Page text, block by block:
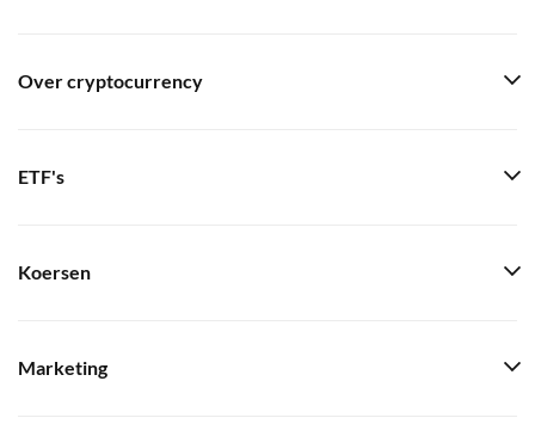
Over cryptocurrency
ETF's
Koersen
Marketing